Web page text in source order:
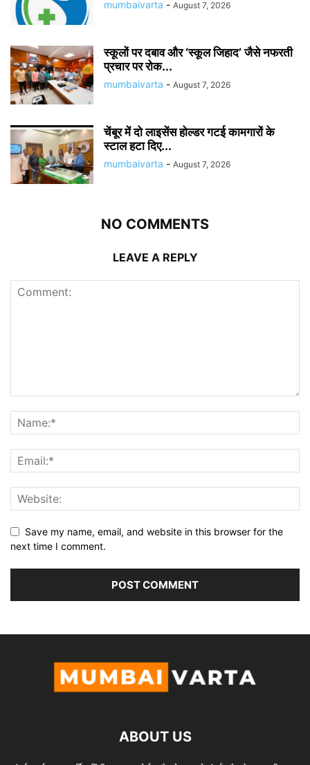
mumbaivarta - August 7, 2026
स्कूलों पर दबाव और ‘स्कूल जिहाद’ जैसे नफरती
प्रचार पर रोक...
mumbaivarta - August 7, 2026
चेंबूर में दो लाइसेंस होल्डर गटई कामगारों के
स्टाल हटा दिए...
mumbaivarta - August 7, 2026
NO COMMENTS
LEAVE A REPLY
Save my name, email, and website in this browser for the
next time I comment.
ABOUT US